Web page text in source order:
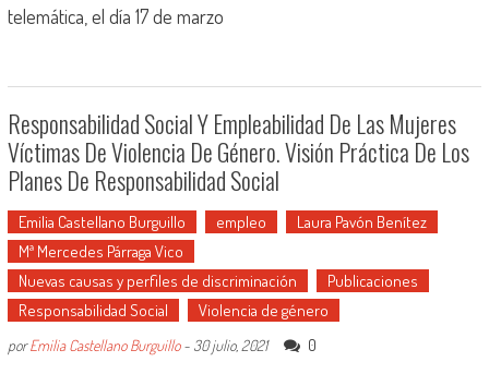
telemática, el día 17 de marzo
Responsabilidad Social Y Empleabilidad De Las Mujeres
Víctimas De Violencia De Género. Visión Práctica De Los
Planes De Responsabilidad Social
Emilia Castellano Burguillo empleo
Laura Pavón Benítez
Mª Mercedes Párraga Vico
Nuevas causas y perfiles de discriminación
Publicaciones
Responsabilidad Social
Violencia de género
porEmilia Castellano Burguillo- 30 julio, 2021 0